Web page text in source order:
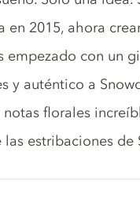
2015, ahora
empezado con un
y auténtico a
florales
estribaciones de